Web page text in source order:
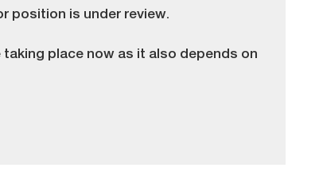
position is under review.
place now as it also depends on